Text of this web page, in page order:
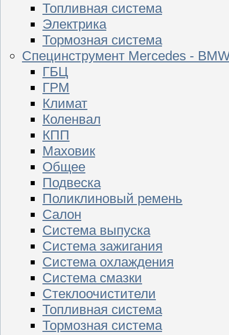
Топливная система
Электрика
Тормозная система
Специнструмент Mercedes -
ГБЦ
ГРМ
Климат
Коленвал
КПП
Маховик
Общее
Подвеска
Поликлиновый ремень
Салон
Система выпуска
Система зажигания
Система охлаждения
Система смазки
Стеклоочистители
Топливная система
Тормозная система